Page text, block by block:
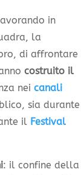
in
la
di affrontare
costruito il
nei canali
sia durante
il Festival
: il confine della